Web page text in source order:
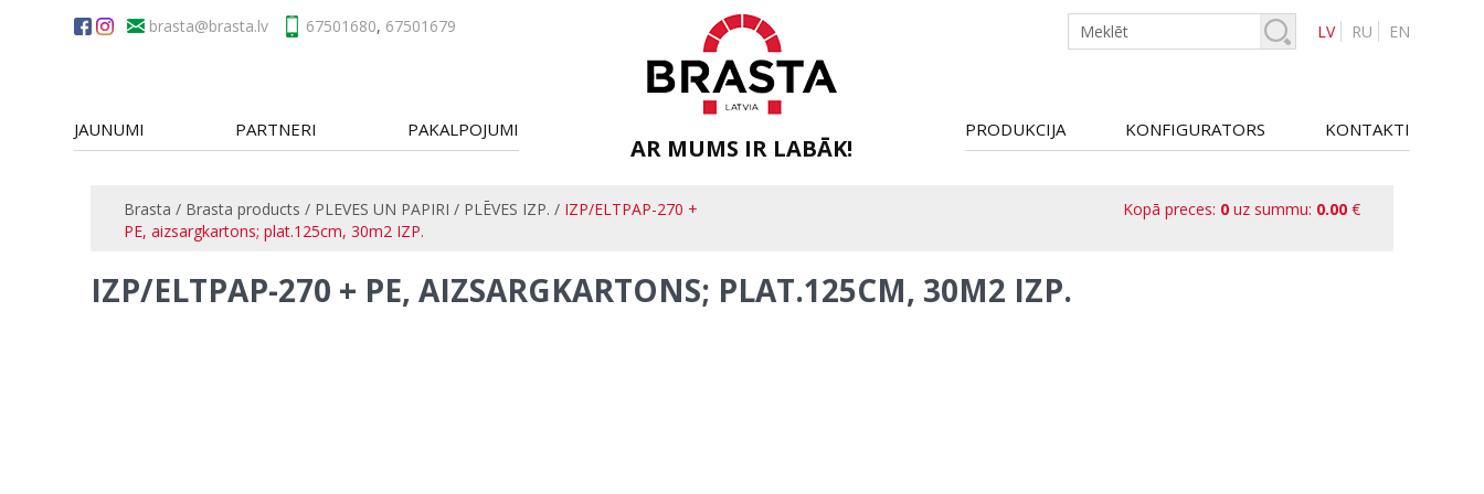
brasta 67501680, 67501679
JAUNUMI PARTNERI PAKALPOJUMI
AR MUMS IR LABĀK!
LV RU EN
PRODUKCIJA KONFIGURATORS KONTAKTI
Brasta / Brasta products / PLEVES UN PAPIRI / PLĒVES IZP. / IZP/ELTPAP-270 +
PE, aizsargkartons; plat.125cm, 30m2 IZP.
Kopā preces: 0uz summu: 0.00€
IZP/ELTPAP-270 + PE, AIZSARGKARTONS; PLAT.125CM, 30M2 IZP.